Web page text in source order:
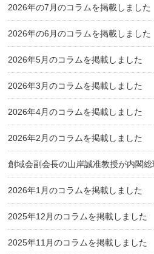
2026年の7月のコラムを掲載しました
2026年の6月のコラムを掲載しました
2026年5月のコラムを掲載しました
2026年3月のコラムを掲載しました
2026年4月のコラムを掲載しました
2026年2月のコラムを掲載しました
創域会副会長の山岸誠准教授が内閣
2026年1月のコラムを掲載しました
2025年12月のコラムを掲載しました
2025年11月のコラムを掲載しました